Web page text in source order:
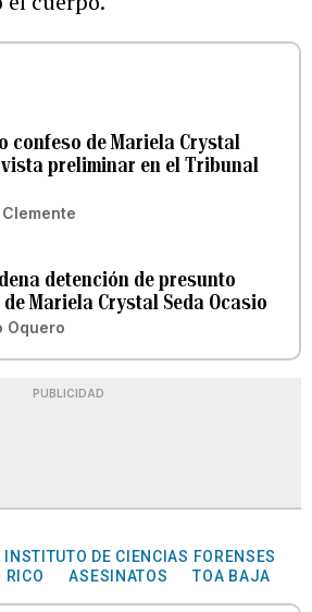
confeso de Mariela Crystal
preliminar en el Tribunal
detención de presunto
Mariela Crystal Seda Ocasio
Oquero
PUBLICIDAD
INSTITUTO DE CIENCIAS FORENSES
RICO
ASESINATOS TOA BAJA